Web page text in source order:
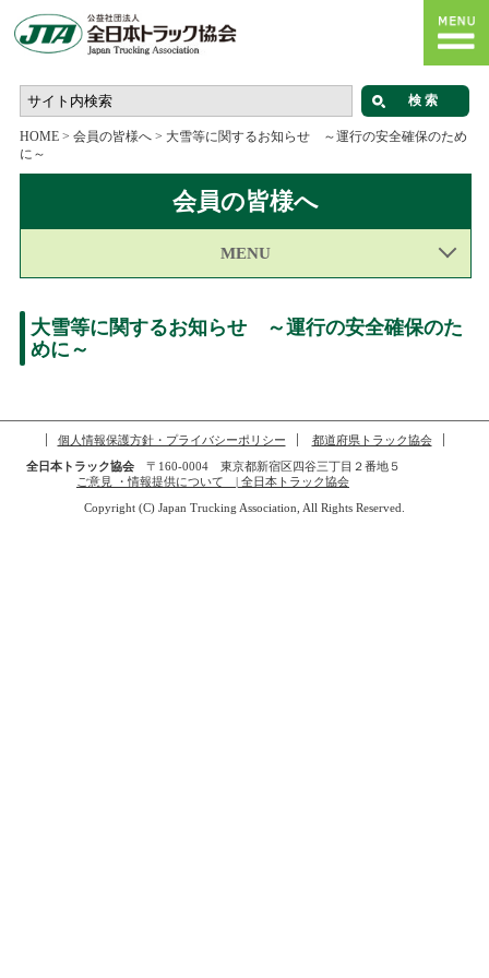
HOME> 会員の皆様へ> 大雪等に関するお知らせ ～運行の安全確保のため
に～
会員の皆様へ
MENU
大雪等に関するお知らせ ～運行の安全確保のた
めに～
個人情報保護方針・プライバシーポリシー
都道府県トラック協会
全日本トラック協会〒160-0004 東京都新宿区四谷三丁目２番地５
ご意見 ・情報提供について | 全日本トラック協会
Copyright (C) Japan Trucking Association, All Rights Reserved.